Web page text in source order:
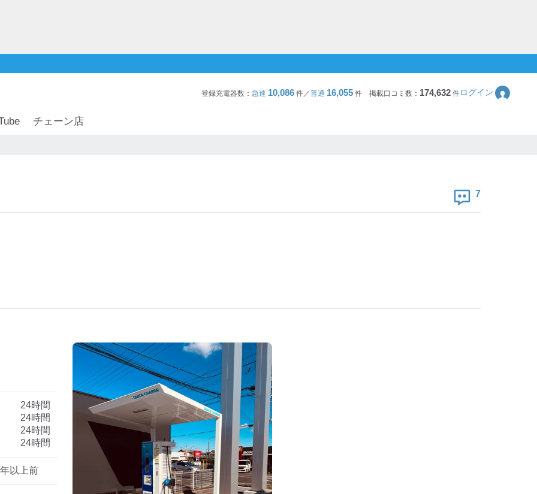
登録充電器数： 急速 10,086 件／普通 16,055 件 掲載口コミ数： 174,632件ログイン
チェーン店
7
24時間
24時間
24時間
24時間
以上前